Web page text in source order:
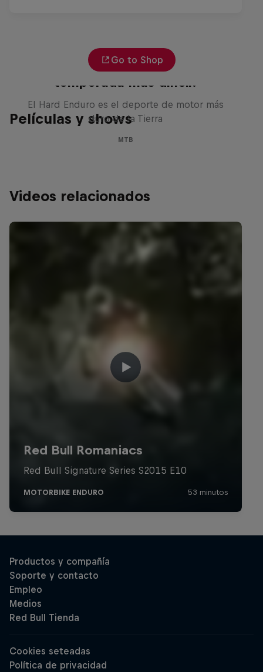
Go to Shop
Películas y shows
Hard Enduro 2025: ¿La
temporada más difícil?
El Hard Enduro es el deporte de motor más
duro de la Tierra
MTB
Videos relacionados